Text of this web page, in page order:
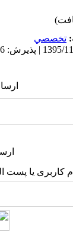
تخصصي
کاربری یا پست